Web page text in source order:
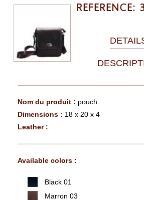
REFERENCE:
Nom du produit : pouch
Dimensions : 18 x 20 x 4
Leather :
Available colors :
Black 01
Marron 03